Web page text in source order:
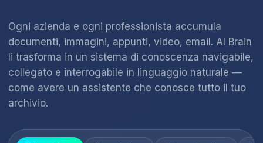
Ogni azienda e ogni professionista accumula
documenti, immagini, appunti, video, email. AI Brain
li trasforma in un sistema di conoscenza navigabile,
collegato e interrogabile in linguaggio naturale —
come avere un assistente che conosce tutto il tuo
archivio.